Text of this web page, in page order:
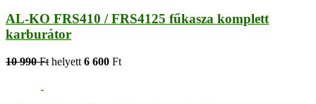
AL-KO FRS410 / FRS4125 fűkasza komplett
karburátor
10 990 Ft helyett 6 600 Ft